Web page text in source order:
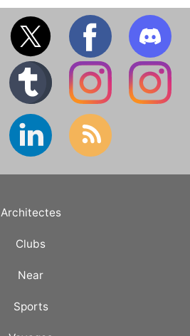
Architectes
Clubs
Near
Sports